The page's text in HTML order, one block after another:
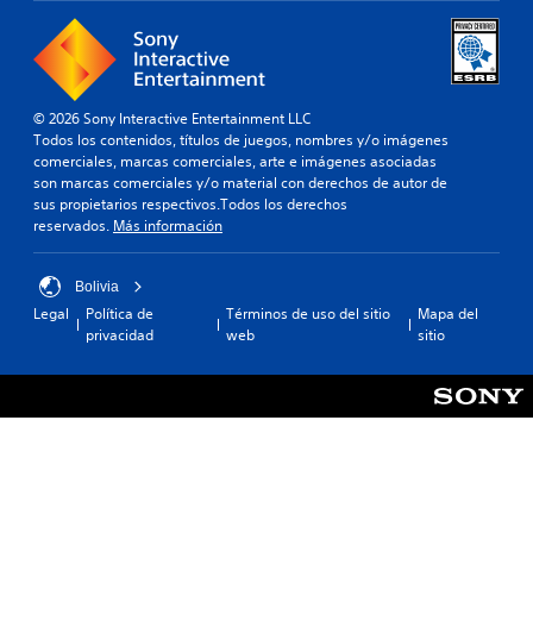
© 2026 Sony Interactive Entertainment LLC
Todos los contenidos, títulos de juegos, nombres y/o imágenes
comerciales, marcas comerciales, arte e imágenes asociadas
son marcas comerciales y/o material con derechos de autor de
sus propietarios respectivos.Todos los derechos
reservados. Más información
Bolivia
Legal
Política de
privacidad
Términos de uso del sitio
web
Mapa del
sitio